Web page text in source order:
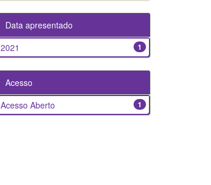
Data apresentado
1
2021
Acesso
1
Acesso Aberto